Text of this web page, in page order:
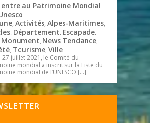
entre au Patrimoine Mondial
,Activités,Alpes-Maritimes,
, Département, Escapade,
Monument, News Tendance,
, Tourisme,Ville
27 juillet 2021, le Comité du
mondial a inscrit sur la Liste du
mondial de l’UNESCO […]